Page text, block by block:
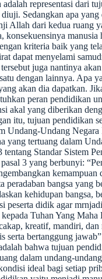
representasi dari
Sedangkan apa yang
Allah dari kedua ruang
konsekuensinya manusia
kriteria baik yang
dapat menyelami
juga nantinya
dengan lainnya. Apa
akan dia dapatkan.
peran pendidikan
akal yang diberikan
itu, tujuan pendidikan
Undang-Undang
yang tertuang dalam
Standar Sistem
3 yang berbunyi:
kemampuan
peradaban bangsa yang
kehidupan bangsa,
peserta didik agar
Tuhan Yang Maha
kreatif, mandiri, dan
serta bertanggung
bahwa tujuan
dalam undang-
ideal bagi setiap